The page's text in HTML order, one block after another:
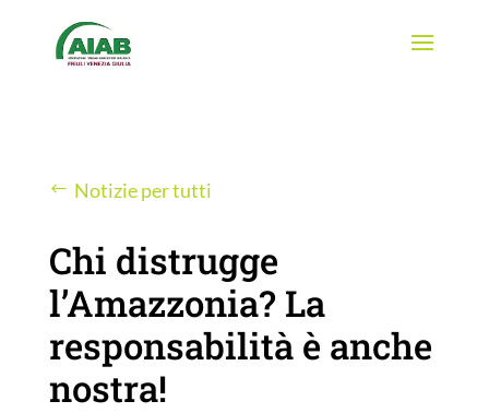
Notizie per tutti
Chi distrugge
l’Amazzonia? La
responsabilità è anche
nostra!